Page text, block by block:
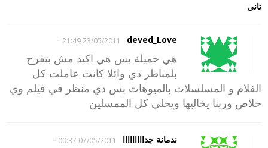
تاني
deved_Love
23/05/2011 21:49
-
هي جميلة بس هي اكيد مش بتفرح
بلمناظر دي وائلا كانت عاملت كل
الفلام و المسلسلات بالميوهات بس دي منظر في فيلم وي
خلاص وربنا يخاليها ويخلي كل الممسلين
ندمانة جدااااااااا 07/05/2011 00:37
-